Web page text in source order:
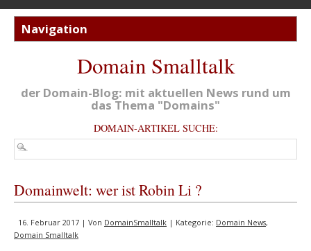
Domain Smalltalk
der Domain-Blog: mit aktuellen News rund um
das Thema "Domains"
DOMAIN-ARTIKEL SUCHE:
Domainwelt: wer ist Robin Li ?
16. Februar 2017 | Von DomainSmalltalk | Kategorie: Domain News,
Domain Smalltalk